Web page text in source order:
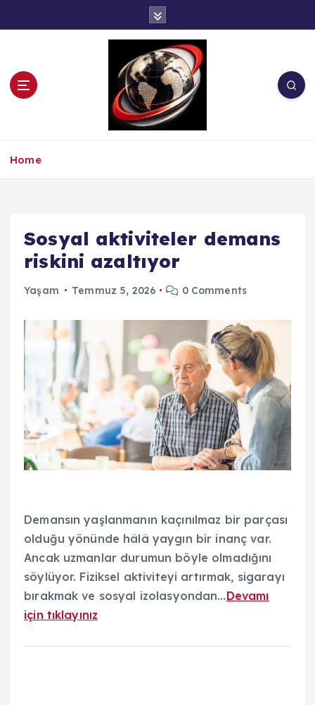
Home
Sosyal aktiviteler demans
riskini azaltıyor
Yaşam Temmuz 5, 2026 0 Comments
Demansın yaşlanmanın kaçınılmaz bir parçası
olduğu yönünde hâlâ yaygın bir inanç var.
Ancak uzmanlar durumun böyle olmadığını
söylüyor. Fiziksel aktiviteyi artırmak, sigarayı
bırakmak ve sosyal izolasyondan…Devamı
için tıklayınız